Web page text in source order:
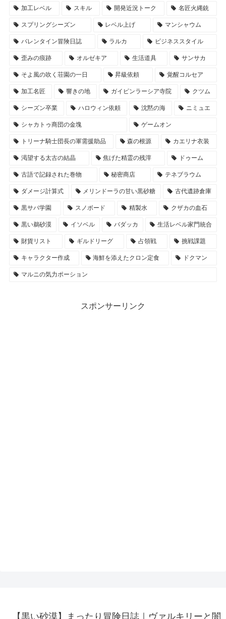
加工レベル スキル 開発近況トーク 名匠火縄銃
スプリングシーズン レベル上げ マンシャウム
バレンタイン冒険日誌 ラルカ ビジネススタイル
歪みの痕跡 オルゼキア 生活道具 サンサカ
そよ風の吹く荘園の一日 昇級依頼 覚醒コルセア
加工名匠 響きの地 ガイピンラーシア寺院 クツム
シーズン卒業 ハロウィン依頼 沈黙の海 ニミュエ
シャカトゥ商団の金塊 ゲームオン
トリーナ騎士団長の軍需援助品 森の根源 カエリナ衣装
渇望する太古の結晶 焦げた精霊の残滓 ドゥーム
古語で記録された巻物 秘密商店 テネブラウム
ダメージ計算式 メリンドーラの甘い黒砂糖 古代遺跡倉庫
黒サバ学園 スノボード 精製水 クザカの血石
黒い鵜砂漠 イソベル バダッカ 生活レベル家門統合
財貨リスト ギルドリーグ 占領戦 挑戦課題
キャラクター作成 海鮮を添えたクロン定食 ドクマン
マルニの気力ポーション
スポンサーリンク
【黒い砂漠】まったり冒険日誌｜ヴァルキリーと闇